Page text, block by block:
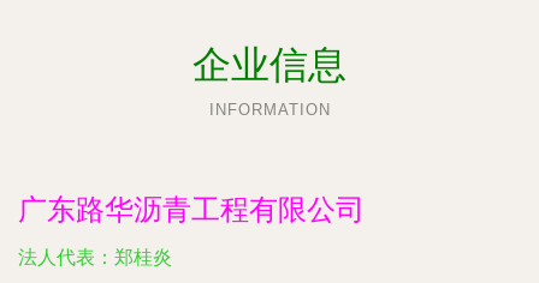
企业信息
INFORMATION
广东路华沥青工程有限公司
法人代表： 郑桂炎